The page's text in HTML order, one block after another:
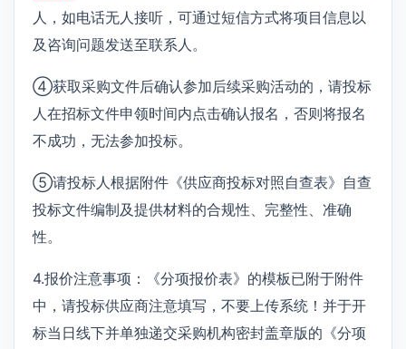
人，如电话无人接听，可通过短信方式将项目信息以
及咨询问题发送至联系人。
④获取采购文件后确认参加后续采购活动的，请投标
人在招标文件申领时间内点击确认报名，否则将报名
不成功，无法参加投标。
⑤请投标人根据附件《供应商投标对照自查表》自查
投标文件编制及提供材料的合规性、完整性、准确
性。
4.报价注意事项：《分项报价表》的模板已附于附件
中，请投标供应商注意填写，不要上传系统！并于开
标当日线下并单独递交采购机构密封盖章版的《分项